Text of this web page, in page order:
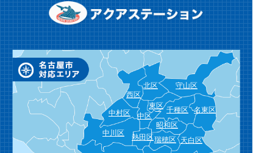
北区
西区
守山区
東区 名東区
千種区
中区
中村区
昭和区
天白区
瑞穂区
熱田区
中川区